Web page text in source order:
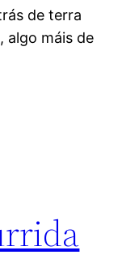
de terra
algo máis de